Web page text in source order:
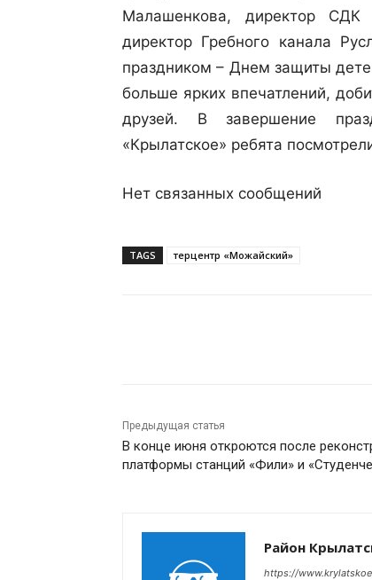
Малашенкова, директор СДК
директор Гребного канала
праздником – Днем защиты
больше ярких впечатлений,
друзей. В завершение
«Крылатское» ребята
Нет связанных сообщений
TAGS терцентр «Можайский»
Предыдущая статья
В конце июня откроются после
платформы станций «Фили» и
Район
https://